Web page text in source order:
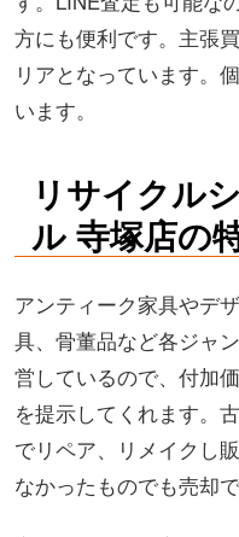
方にも便利です。主張
リアとなっています。
います。
リサイクル
ル 寺塚店の
アンティーク家具やデ
具、骨董品など各ジャ
営しているので、付加
を提示してくれます。
でリペア、リメイクし
なかったものでも売却